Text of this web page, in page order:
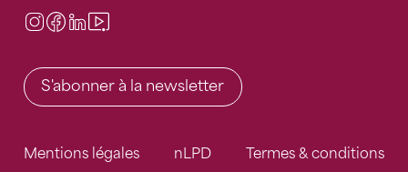
Instagram
Facebook
LinkedIn
S'abonner à la newsletter
Mentions légales nLPD Termes & conditions